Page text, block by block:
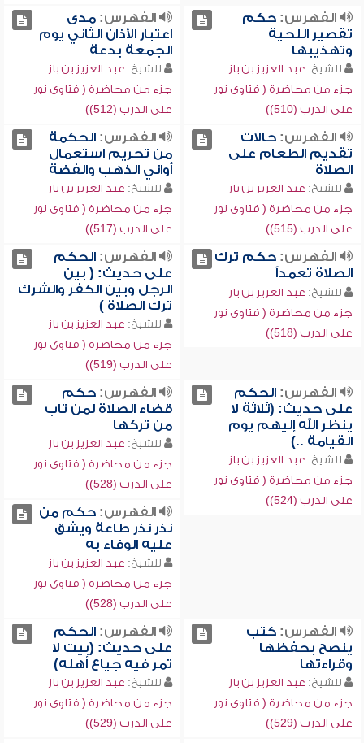
الفهرس:حكم
تقصير اللحية
وتهذيبها
للشيخ: عبد العزيز بن باز
جزء من محاضرة ( فتاوى نور
على الدرب (510))
الفهرس:مدى
اعتبار الأذان الثاني يوم
الجمعة بدعة
للشيخ: عبد العزيز بن باز
جزء من محاضرة ( فتاوى نور
على الدرب (512))
الفهرس:حالات
تقديم الطعام على
الصلاة
للشيخ: عبد العزيز بن باز
جزء من محاضرة ( فتاوى نور
على الدرب (515))
الفهرس:الحكمة
من تحريم استعمال
أواني الذهب والفضة
للشيخ: عبد العزيز بن باز
جزء من محاضرة ( فتاوى نور
على الدرب (517))
الفهرس:حكم ترك
الصلاة تعمداً
للشيخ: عبد العزيز بن باز
جزء من محاضرة ( فتاوى نور
على الدرب (518))
الفهرس:الحكم
على حديث: ( بين
الرجل وبين الكفر والشرك
ترك الصلاة )
للشيخ: عبد العزيز بن باز
جزء من محاضرة ( فتاوى نور
على الدرب (519))
الفهرس:الحكم
على حديث: (ثلاثة لا
ينظر الله إليهم يوم
القيامة ..)
للشيخ: عبد العزيز بن باز
جزء من محاضرة ( فتاوى نور
على الدرب (524))
الفهرس:حكم
قضاء الصلاة لمن تاب
من تركها
للشيخ: عبد العزيز بن باز
جزء من محاضرة ( فتاوى نور
على الدرب (528))
الفهرس:حكم من
نذر نذر طاعة ويشق
عليه الوفاء به
للشيخ: عبد العزيز بن باز
جزء من محاضرة ( فتاوى نور
على الدرب (528))
الفهرس:كتب
ينصح بحفظها
وقراءتها
للشيخ: عبد العزيز بن باز
جزء من محاضرة ( فتاوى نور
على الدرب (529))
الفهرس:الحكم
على حديث: (بيت لا
تمر فيه جياع أهله)
للشيخ: عبد العزيز بن باز
جزء من محاضرة ( فتاوى نور
على الدرب (529))